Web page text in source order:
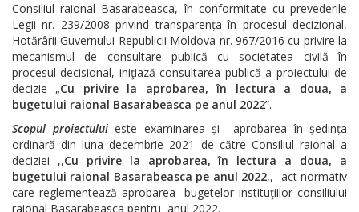
Consiliul raional Basarabeasca, în conformitate cu prevederile
Legii nr. 239/2008 privind transparența în procesul decizional,
Hotărârii Guvernului Republicii Moldova nr. 967/2016 cu privire la
mecanismul de consultare publică cu societatea civilă în
procesul decisional, iniţiază consultarea publică a proiectului de
decizie „Cu privire la aprobarea, în lectura a doua, a
bugetului raional Basarabeasca pe anul 2022”.
Scopul proiectuluieste examinarea și aprobarea în ședința
ordinară din luna decembrie 2021 de către Consiliul raional a
deciziei ,,Cu privire la aprobarea, în lectura a doua, a
bugetului raional Basarabeasca pe anul 2022,,- act normativ
care reglementează aprobarea bugetelor instituţiilor consiliului
raional Basarabeasca pentru anul 2022.